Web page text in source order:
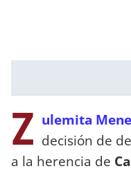
Z ulemita
decisión de
a la herencia de